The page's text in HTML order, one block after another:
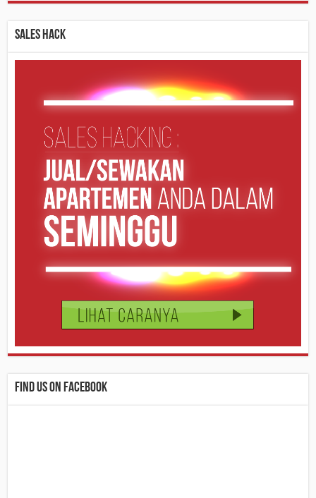
Sales Hack
Find us on Facebook